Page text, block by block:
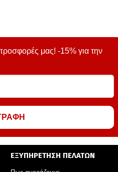
μας! -15% για την
ΕΞΥΠΗΡΕΤΗΣΗ ΠΕΛΑΤΩΝ